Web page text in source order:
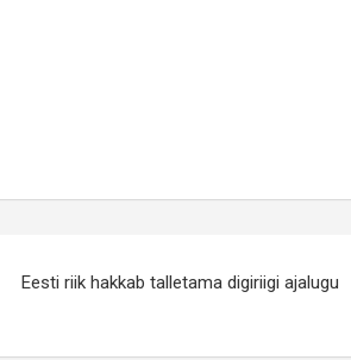
Eesti riik hakkab talletama digiriigi ajalugu